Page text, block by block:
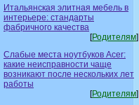
Итальянская элитная мебель в
интерьере: стандарты
фабричного качества
[Родителям]
Слабые места ноутбуков Acer:
какие неисправности чаще
возникают после нескольких лет
работы
[Родителям]